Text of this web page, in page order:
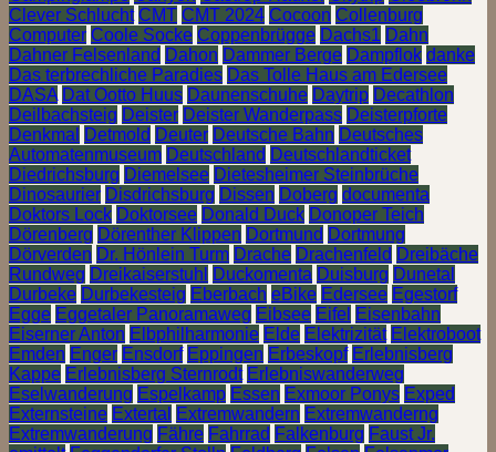
Clever Schlucht CMT CMT 2024 Cocoon Collenburg
Computer Coole Socke Coppenbrügge Dachs1 Dahn
Dahner Felsenland Dahon Dammer Berge Dampflok danke
Das terbrechliche Paradies Das Tolle Haus am Edersee
DASA Dat Ootto Huus Daunenschuhe Daytrip Decathlon
Deilbachsteig Deister Deister Wanderpass Deisterpforte
Denkmal
Detmold Deuter Deutsche Bahn Deutsches
Automatenmuseum Deutschland Deutschlandticket
Diedrichsburg Diemelsee Dietesheimer Steinbrüche
Dinosaurier Disdrichsburg Dissen Doberg documenta
Doktors Lock Doktorsee Donald Duck Donoper Teich
Dörenberg Dörenther Klippen Dortmund Dortmung
Dörverden Dr. Hönlein Turm Drache Drachenfeld Dreibäche
Rundweg Dreikaiserstuhl Duckomenta Duisburg Dunetal
Durbeke Durbekesteig Eberbach eBike Edersee Egestorf
Egge Eggetaler Panoramaweg Eibsee Eifel Eisenbahn
Eiserner Anton Elbphilharmonie Elde Elektrizität Elektroboot
Emden Enger Ensdorf Eppingen Erbeskopf Erlebnisberg
Kappe Erlebnisberg Sternrodt Erlebniswanderweg
Eselwanderung Espelkamp Essen Exmoor Ponys Exped
Externsteine Extertal Extremwandern Extremwanderng
Extremwanderung Fähre Fahrrad Falkenburg Faust Jr.